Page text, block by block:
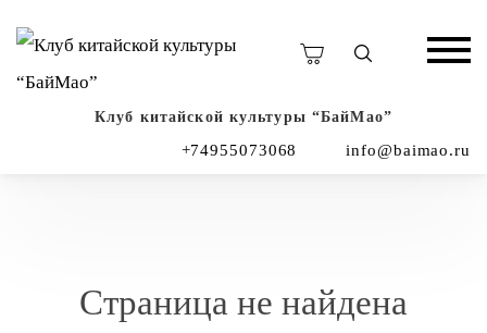
Клуб китайской культуры “БайМао”
+74955073068 info@baimao.ru
Страница не найдена